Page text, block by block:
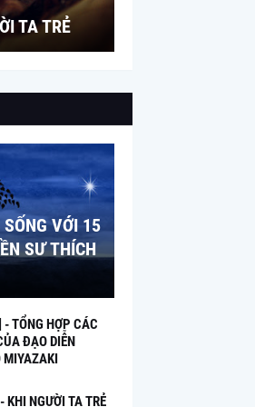
TA TRẺ
SỐNG VỚI 15
SƯ THÍCH
TỔNG HỢP CÁC
ĐẠO DIỄN
MIYAZAKI
KHI NGƯỜI TA TRẺ